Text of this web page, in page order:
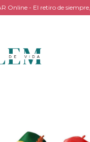
Online - El retiro de